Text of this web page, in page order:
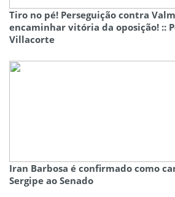
Tiro no pé! Perseguição contra
encaminhar vitória da oposição! ::
Villacorte
Iran Barbosa é confirmado como
Sergipe ao Senado